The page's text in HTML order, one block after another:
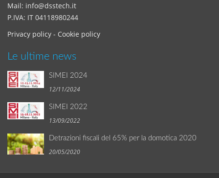
Mail: info@dsstech.it
P.IVA: IT 04118980244
Privacy policy - Cookie policy
Le ultime news
SIMEI 2024
12/11/2024
SIMEI 2022
13/09/2022
Detrazioni fiscali del 65% per la domotica 2020
20/05/2020